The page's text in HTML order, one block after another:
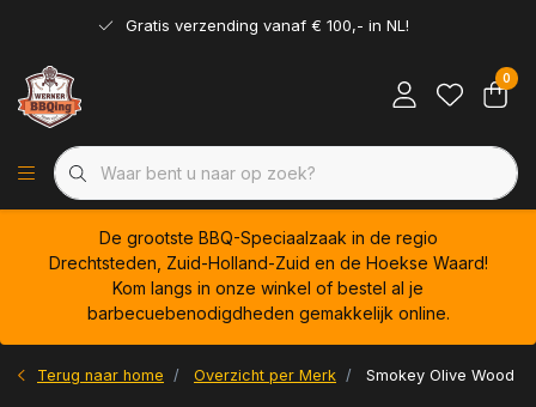
Gratis verzending vanaf € 100,- in NL!
0
De grootste BBQ-Speciaalzaak in de regio
Drechtsteden, Zuid-Holland-Zuid en de Hoekse Waard!
Kom langs in onze winkel of bestel al je
barbecuebenodigdheden gemakkelijk online.
Terug naar home Overzicht per Merk Smokey Olive Wood